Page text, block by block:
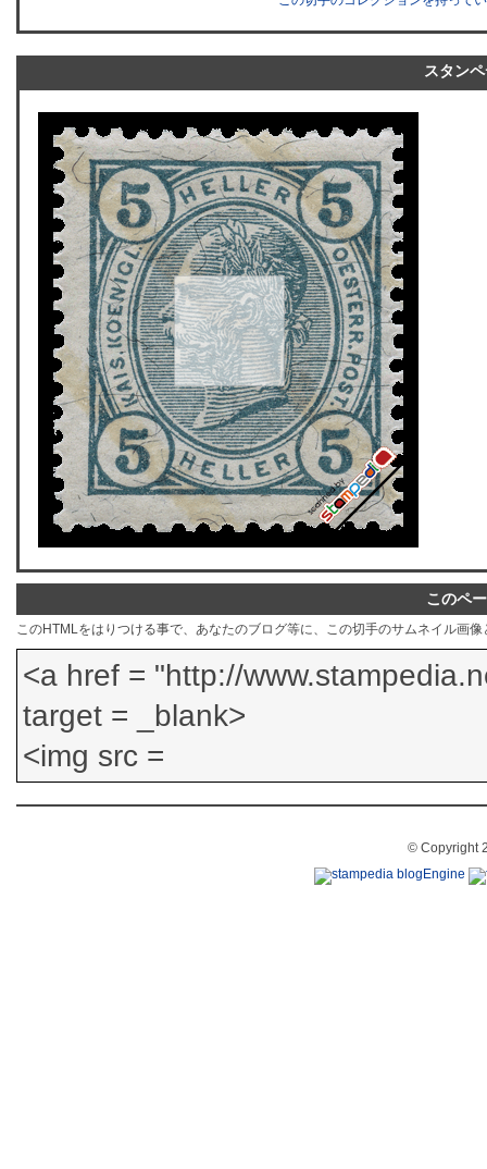
スタン
このペ
このHTMLをはりつける事で、あなたのブログ等に、この切手のサムネイル画
© Copyright